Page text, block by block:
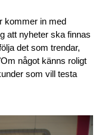
kommer in med
att nyheter ska finnas
det som trendar,
något känns roligt
som vill testa